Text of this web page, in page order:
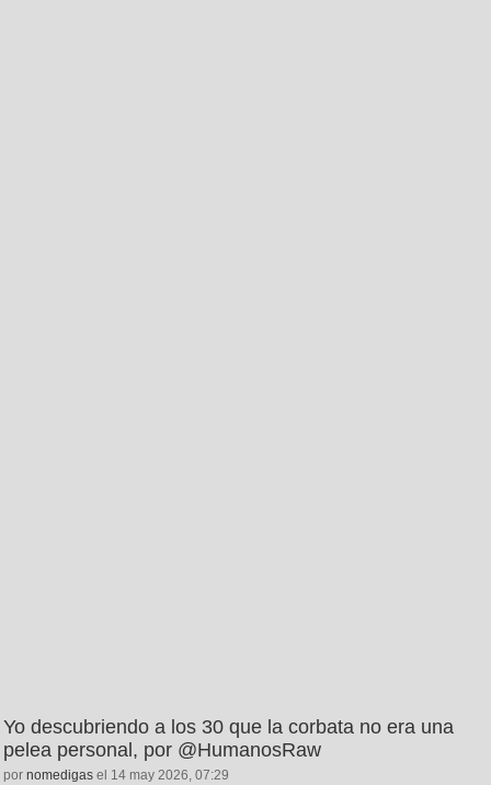
Yo descubriendo a los 30 que la corbata no era una
pelea personal, por @HumanosRaw
por nomedigas el 14 may 2026, 07:29